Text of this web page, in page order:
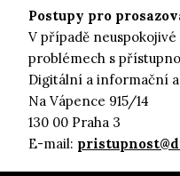
Postupy pro
V případě
problémech s
Digitální a informační
Na Vápence 915/14
130 00 Praha 3
E-mail: